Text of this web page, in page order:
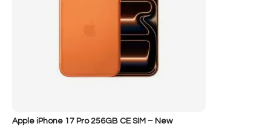
Apple iPhone 17 Pro 256GB CE SIM – New